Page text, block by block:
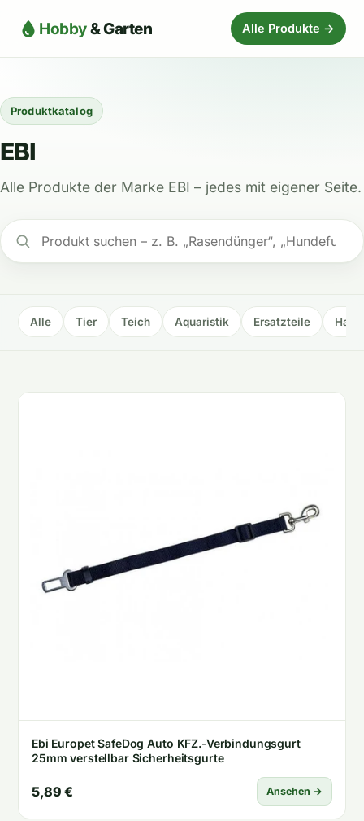
Hobby& Garten Alle Produkte →
Produktkatalog
EBI
Alle Produkte der Marke EBI – jedes mit eigener Seite.
Alle Tier Teich Aquaristik Ersatzteile
Ebi Europet SafeDog Auto KFZ.-Verbindungsgurt
25mm verstellbar Sicherheitsgurte
5,89 € Ansehen →